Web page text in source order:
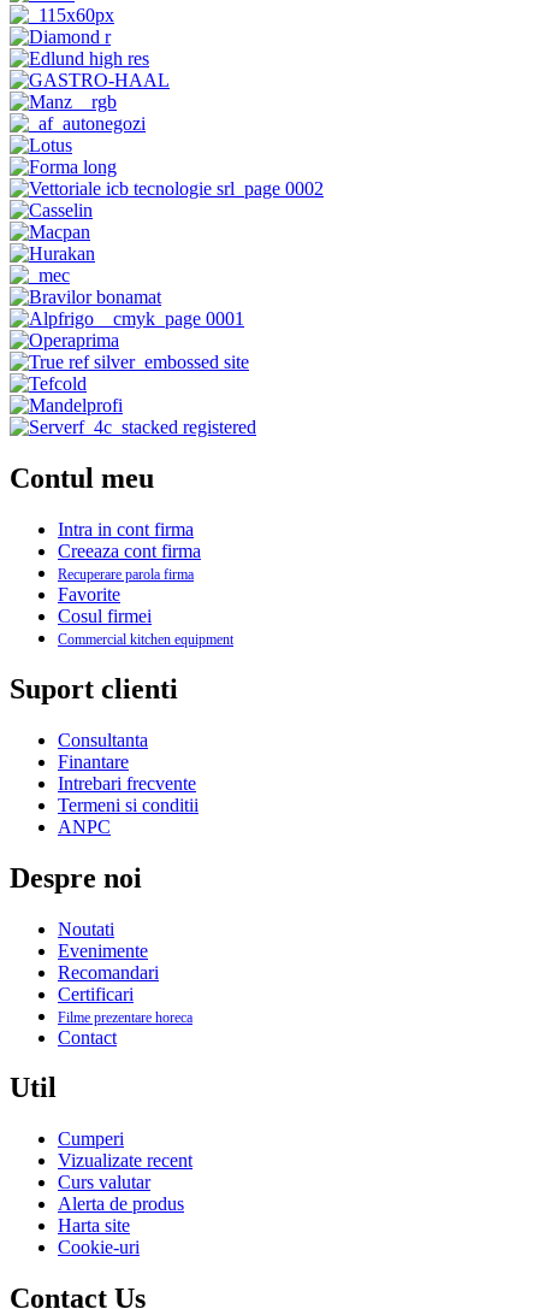
Contul meu
Intra in cont firma
Creeaza cont firma
Recuperare parola firma
Favorite
Cosul firmei
Commercial kitchen equipment
Suport clienti
Consultanta
Finantare
Intrebari frecvente
Termeni si conditii
ANPC
Despre noi
Noutati
Evenimente
Recomandari
Certificari
Filme prezentare horeca
Contact
Util
Cumperi
Vizualizate recent
Curs valutar
Alerta de produs
Harta site
Cookie-uri
Contact Us